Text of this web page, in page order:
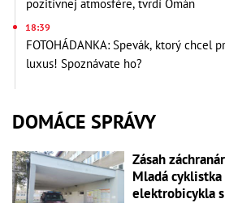
pozitívnej atmosfére, tvrdí Omán
18:39
FOTOHÁDANKA: Spevák, ktorý chcel
luxus! Spoznávate ho?
DOMÁCE SPRÁVY
Zásah
Mladá
elektrobicykla